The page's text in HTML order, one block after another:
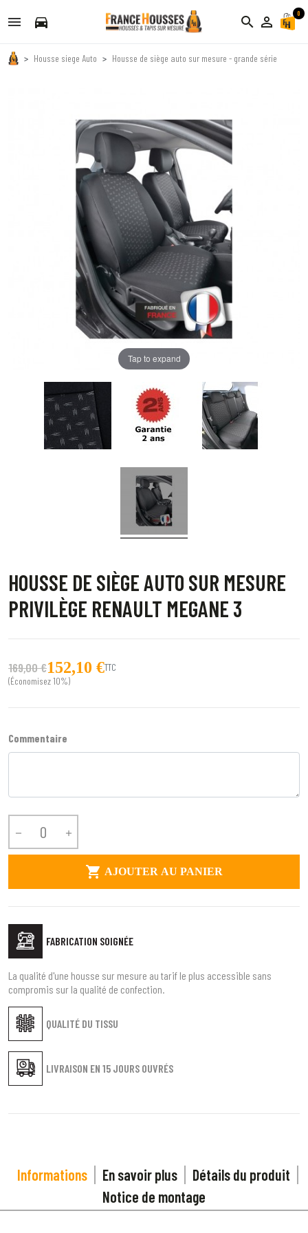
directions_car search person_outline
0
Housse siege Auto Housse de siège auto sur mesure - grande série
Tap to expand
HOUSSE DE SIÈGE AUTO SUR MESURE
PRIVILÈGE RENAULT MEGANE 3
169,00 €152,10 €TTC
(Économisez 10%)
Commentaire
 
 AJOUTER AU PANIER
FABRICATION SOIGNÉE
QUALITÉ DU TISSU
LIVRAISON EN 15 JOURS OUVRÉS
La qualité d'une housse sur mesure au tarif le plus accessible sans
compromis sur la qualité de confection.
Informations En savoir plus
Détails du produit
Notice de montage